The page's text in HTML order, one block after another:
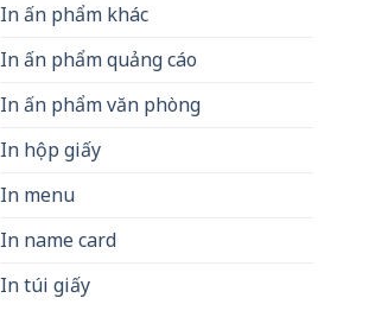
In ấn phẩm khác
In ấn phẩm quảng cáo
In ấn phẩm văn phòng
In hộp giấy
In menu
In name card
In túi giấy